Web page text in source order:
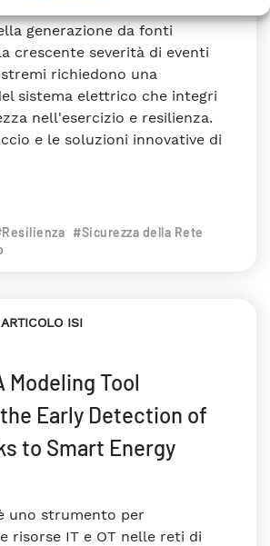
generazione da fonti
crescente severità di eventi
richiedono una
sistema elettrico che integri
nell'esercizio e resilienza.
e le soluzioni innovative di
#Sicurezza della Rete
ARTICOLO ISI
Modeling Tool
Early Detection of
to Smart Energy
uno strumento per
risorse IT e OT nelle reti di